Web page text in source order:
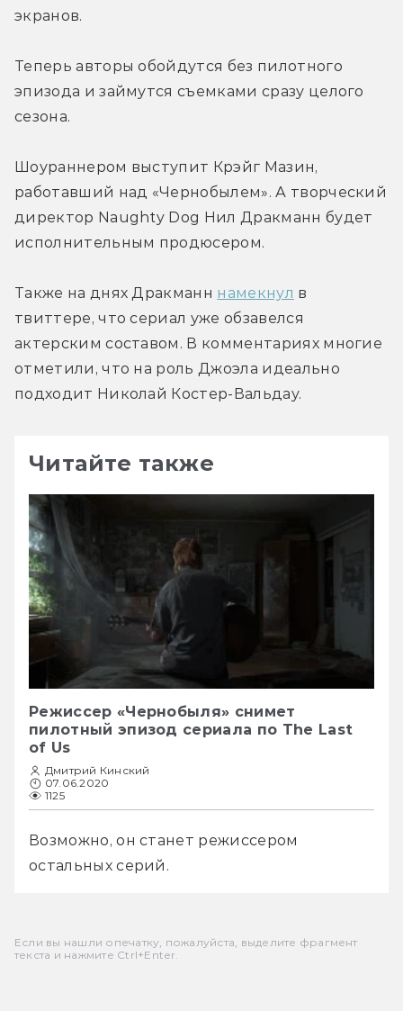
экранов.
Теперь авторы обойдутся без пилотного
эпизода и займутся съемками сразу целого
сезона.
Шоураннером выступит Крэйг Мазин,
работавший над «Чернобылем». А творческий
директор Naughty Dog Нил Дракманн будет
исполнительным продюсером.
Также на днях Дракманн намекнул в
твиттере, что сериал уже обзавелся
актерским составом. В комментариях многие
отметили, что на роль Джоэла идеально
подходит Николай Костер-Вальдау.
Читайте также
Режиссер «Чернобыля» снимет
пилотный эпизод сериала по The Last
of Us
Дмитрий Кинский
07.06.2020
1125
Возможно, он станет режиссером
остальных серий.
Если вы нашли опечатку, пожалуйста, выделите фрагмент
текста и нажмите Ctrl+Enter.